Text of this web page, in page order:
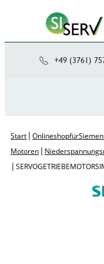
+49 (3761)
Start | Onlineshop für
Motoren |
| SERVOGETRIEBEMOTOR